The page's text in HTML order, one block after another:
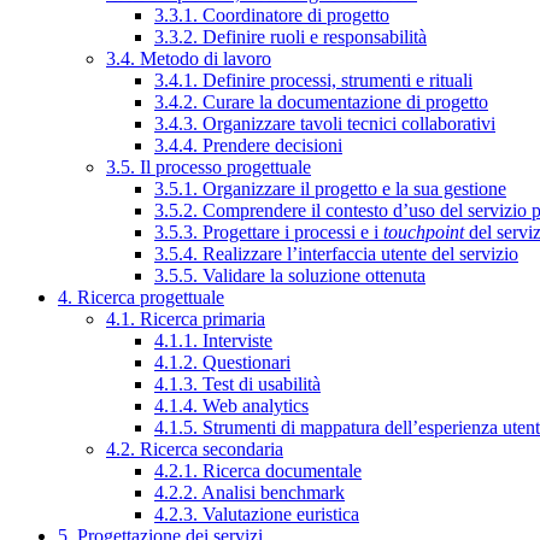
3.3.1. Coordinatore di progetto
3.3.2. Definire ruoli e responsabilità
3.4. Metodo di lavoro
3.4.1. Definire processi, strumenti e rituali
3.4.2. Curare la documentazione di progetto
3.4.3. Organizzare tavoli tecnici collaborativi
3.4.4. Prendere decisioni
3.5. Il processo progettuale
3.5.1. Organizzare il progetto e la sua gestione
3.5.2. Comprendere il contesto d’uso del servizio
3.5.3. Progettare i processi e i touchpointdel
3.5.4. Realizzare l’interfaccia utente del servizio
3.5.5. Validare la soluzione ottenuta
4. Ricerca progettuale
4.1. Ricerca primaria
4.1.1. Interviste
4.1.2. Questionari
4.1.3. Test di usabilità
4.1.4. Web analytics
4.1.5. Strumenti di mappatura dell’esperienza
4.2. Ricerca secondaria
4.2.1. Ricerca documentale
4.2.2. Analisi benchmark
4.2.3. Valutazione euristica
5. Progettazione dei servizi